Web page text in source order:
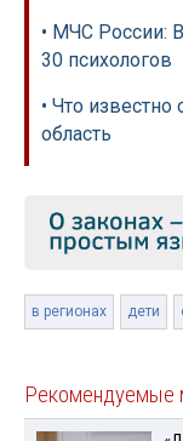
• МЧС России:
30 психологов
• Что
область
в регионах дети
Рекомендуемые